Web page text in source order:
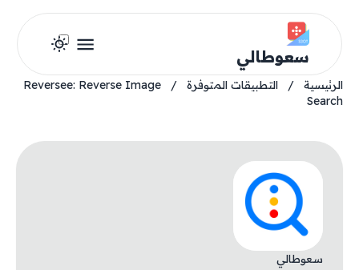
سعوطالي
الرئيسية / التطبيقات المتوفرة /
Reversee: Reverse Image
Search
سعوطالي